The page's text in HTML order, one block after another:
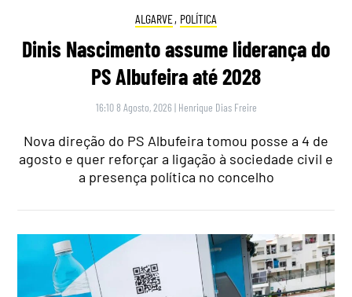
ALGARVE, POLÍTICA
Dinis Nascimento assume liderança do
PS Albufeira até 2028
16:10 8 Agosto, 2026 | Henrique Dias Freire
Nova direção do PS Albufeira tomou posse a 4 de
agosto e quer reforçar a ligação à sociedade civil e
a presença política no concelho